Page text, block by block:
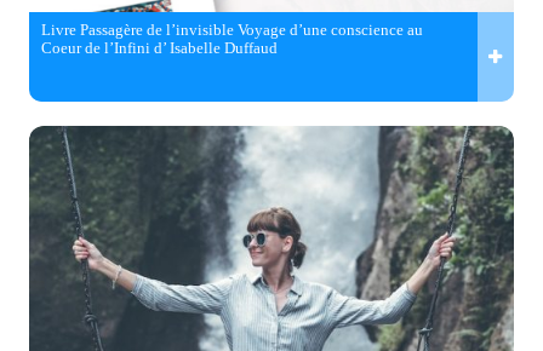
Livre Passagère de l’invisible Voyage d’une conscience au
Coeur de l’Infini d’ Isabelle Duffaud